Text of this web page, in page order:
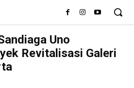
Uno
Revitalisasi Galeri